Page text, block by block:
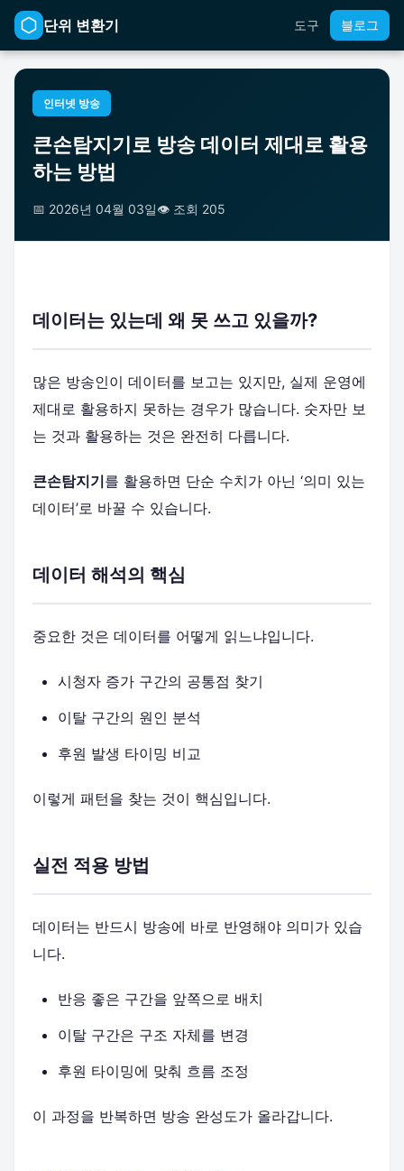
단위 변환기 도구 블로그
인터넷 방송
큰손탐지기로 방송 데이터 제대로 활용
하는 방법
📅 2026년 04월 03일👁️ 조회 205
데이터는 있는데 왜 못 쓰고 있을까?
많은 방송인이 데이터를 보고는 있지만, 실제 운영에
제대로 활용하지 못하는 경우가 많습니다. 숫자만 보
는 것과 활용하는 것은 완전히 다릅니다.
큰손탐지기를 활용하면 단순 수치가 아닌 ‘의미 있는
데이터’로 바꿀 수 있습니다.
데이터 해석의 핵심
중요한 것은 데이터를 어떻게 읽느냐입니다.
시청자 증가 구간의 공통점 찾기
이탈 구간의 원인 분석
후원 발생 타이밍 비교
이렇게 패턴을 찾는 것이 핵심입니다.
실전 적용 방법
데이터는 반드시 방송에 바로 반영해야 의미가 있습
니다.
반응 좋은 구간을 앞쪽으로 배치
이탈 구간은 구조 자체를 변경
후원 타이밍에 맞춰 흐름 조정
이 과정을 반복하면 방송 완성도가 올라갑니다.